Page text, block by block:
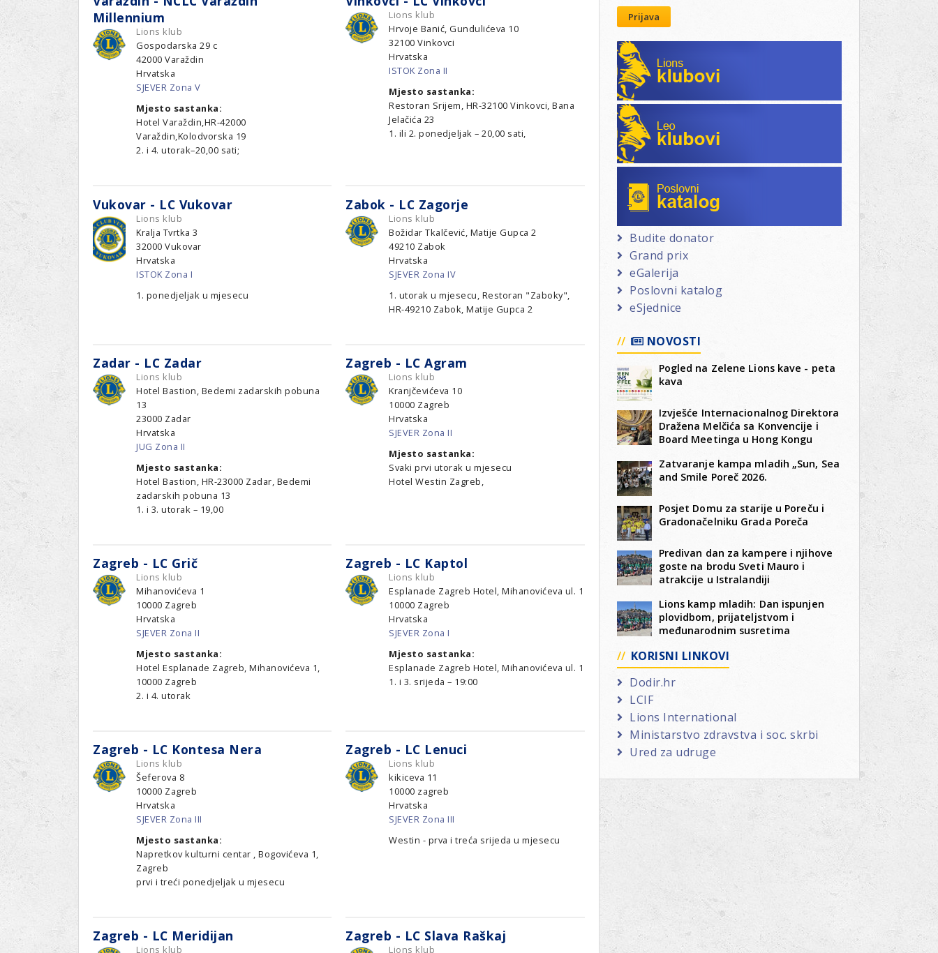
Lions International
Club finder
Podaci o LEO D-126 i kontakt
Millennium
Lions klub
Gospodarska 29 c
42000 Varaždin
Hrvatska
SJEVER Zona V
Mjesto sastanka:
Hotel Varaždin,HR-42000
Varaždin,Kolodvorska 19
2. i 4. utorak–20,00 sati;
Lions klub
Hrvoje Banić, Gundulićeva 10
32100 Vinkovci
Hrvatska
ISTOK Zona II
Mjesto sastanka:
Restoran Srijem, HR-32100 Vinkovci, Bana
Jelačića 23
1. ili 2. ponedjeljak – 20,00 sati,
Vukovar - LC Vukovar
Lions klub
Kralja Tvrtka 3
32000 Vukovar
Hrvatska
ISTOK Zona I
1. ponedjeljak u mjesecu
Zabok - LC Zagorje
Lions klub
Božidar Tkalčević, Matije Gupca 2
49210 Zabok
Hrvatska
SJEVER Zona IV
1. utorak u mjesecu, Restoran "Zaboky",
HR-49210 Zabok, Matije Gupca 2
Zadar - LC Zadar
Lions klub
Hotel Bastion, Bedemi zadarskih pobuna
13
23000 Zadar
Hrvatska
JUG Zona II
Mjesto sastanka:
Hotel Bastion, HR-23000 Zadar, Bedemi
zadarskih pobuna 13
1. i 3. utorak – 19,00
Zagreb - LC Agram
Lions klub
Kranjčevićeva 10
10000 Zagreb
Hrvatska
SJEVER Zona II
Mjesto sastanka:
Svaki prvi utorak u mjesecu
Hotel Westin Zagreb,
Zagreb - LC Grič
Lions klub
Mihanovićeva 1
10000 Zagreb
Hrvatska
SJEVER Zona II
Mjesto sastanka:
Hotel Esplanade Zagreb, Mihanovićeva 1,
10000 Zagreb
2. i 4. utorak
Zagreb - LC Kaptol
Lions klub
Esplanade Zagreb Hotel, Mihanovićeva ul. 1
10000 Zagreb
Hrvatska
SJEVER Zona I
Mjesto sastanka:
Esplanade Zagreb Hotel, Mihanovićeva ul. 1
1. i 3. srijeda – 19:00
Zagreb - LC Kontesa Nera
Lions klub
Šeferova 8
10000 Zagreb
Hrvatska
SJEVER Zona III
Mjesto sastanka:
Napretkov kulturni centar , Bogovićeva 1,
Zagreb
prvi i treći ponedjeljak u mjesecu
Zagreb - LC Lenuci
Lions klub
kikiceva 11
10000 zagreb
Hrvatska
SJEVER Zona III
Westin - prva i treća srijeda u mjesecu
Zagreb - LC Meridijan
Lions klub
Zagreb - LC Slava Raškaj
Lions klub
Prijava
Lions klubovi
Leo klubovi
Budite donator
Grand prix
eGalerija
Poslovni katalog
eSjednice
NOVOSTI
Pogled na Zelene Lions kave - peta
kava
Izvješće Internacionalnog Direktora
Dražena Melčića sa Konvencije i
Board Meetinga u Hong Kongu
Zatvaranje kampa mladih „Sun, Sea
and Smile Poreč 2026.
Posjet Domu za starije u Poreču i
Gradonačelniku Grada Poreča
Predivan dan za kampere i njihove
goste na brodu Sveti Mauro i
atrakcije u Istralandiji
Lions kamp mladih: Dan ispunjen
plovidbom, prijateljstvom i
međunarodnim susretima
KORISNI LINKOVI
Dodir.hr
LCIF
Lions International
Ministarstvo zdravstva i soc. skrbi
Ured za udruge